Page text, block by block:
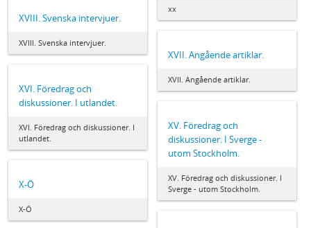
xx
XVIII. Svenska intervjuer.
XVIII. Svenska intervjuer.
XVII. Angående artiklar.
XVII. Angående artiklar.
XVI. Föredrag och
diskussioner. I utlandet.
XVI. Föredrag och diskussioner. I
utlandet.
XV. Föredrag och
diskussioner. I Sverge -
utom Stockholm.
XV. Föredrag och diskussioner. I
Sverge - utom Stockholm.
X-Ö
X-Ö